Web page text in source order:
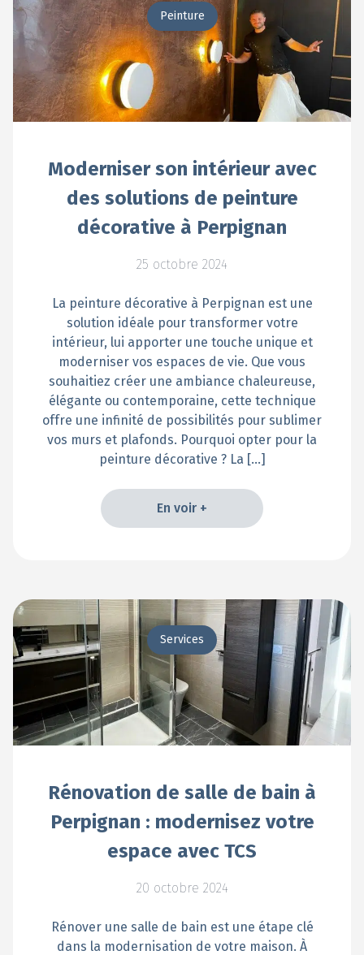
Peinture
Moderniser son intérieur avec
des solutions de peinture
décorative à Perpignan
25 octobre 2024
La peinture décorative à Perpignan est une
solution idéale pour transformer votre
intérieur, lui apporter une touche unique et
moderniser vos espaces de vie. Que vous
souhaitiez créer une ambiance chaleureuse,
élégante ou contemporaine, cette technique
offre une infinité de possibilités pour sublimer
vos murs et plafonds. Pourquoi opter pour la
peinture décorative ? La […]
En voir +
Services
Rénovation de salle de bain à
Perpignan : modernisez votre
espace avec TCS
20 octobre 2024
Rénover une salle de bain est une étape clé
dans la modernisation de votre maison. À